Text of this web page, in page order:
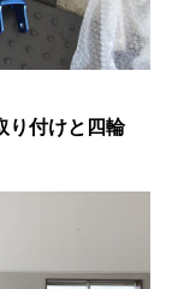
り付けと四輪